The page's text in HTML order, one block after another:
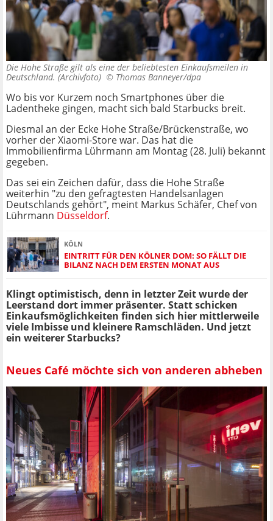
Die Hohe Straße gilt als eine der beliebtesten Einkaufsmeilen in
Deutschland. (Archivfoto) © Thomas Banneyer/dpa
Wo bis vor Kurzem noch Smartphones über die
Ladentheke gingen, macht sich bald Starbucks breit.
Diesmal an der Ecke Hohe Straße/Brückenstraße, wo
vorher der Xiaomi-Store war. Das hat die
Immobilienfirma Lührmann am Montag (28. Juli) bekannt
gegeben.
Das sei ein Zeichen dafür, dass die Hohe Straße
weiterhin "zu den gefragtesten Handelsanlagen
Deutschlands gehört", meint Markus Schäfer, Chef von
Lührmann Düsseldorf.
KÖLN
EINTRITT FÜR DEN KÖLNER DOM: SO FÄLLT DIE
BILANZ NACH DEM ERSTEN MONAT AUS
Klingt optimistisch, denn in letzter Zeit wurde der
Leerstand dort immer präsenter. Statt schicken
Einkaufsmöglichkeiten finden sich hier mittlerweile
viele Imbisse und kleinere Ramschläden. Und jetzt
ein weiterer Starbucks?
Neues Café möchte sich von anderen abheben